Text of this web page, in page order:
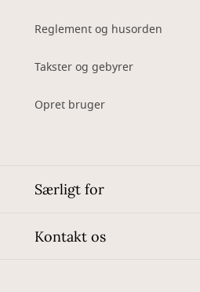
Reglement og husorden
Takster og gebyrer
Opret bruger
Særligt for
Kontakt os